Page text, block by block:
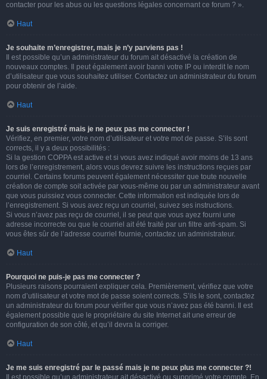
contacter pour les abus ou les questions légales concernant ce forum ? ».
Haut
Je souhaite m’enregistrer, mais je n’y parviens pas !
Il est possible qu’un administrateur du forum ait désactivé la création de
nouveaux comptes. Il peut également avoir banni votre IP ou interdit le nom
d’utilisateur que vous souhaitez utiliser. Contactez un administrateur du forum
pour obtenir de l’aide.
Haut
Je suis enregistré mais je ne peux pas me connecter !
Vérifiez, en premier, votre nom d’utilisateur et votre mot de passe. S’ils sont
corrects, il y a deux possibilités :
Si la gestion COPPA est active et si vous avez indiqué avoir moins de 13 ans
lors de l’enregistrement, alors vous devrez suivre les instructions reçues par
courriel. Certains forums peuvent également nécessiter que toute nouvelle
création de compte soit activée par vous-même ou par un administrateur avant
que vous puissiez vous connecter. Cette information est indiquée lors de
l’enregistrement. Si vous avez reçu un courriel, suivez ses instructions.
Si vous n’avez pas reçu de courriel, il se peut que vous ayez fourni une
adresse incorrecte ou que le courriel ait été traité par un filtre anti-spam. Si
vous êtes sûr de l’adresse courriel fournie, contactez un administrateur.
Haut
Pourquoi ne puis-je pas me connecter ?
Plusieurs raisons pourraient expliquer cela. Premièrement, vérifiez que votre
nom d’utilisateur et votre mot de passe soient corrects. S’ils le sont, contactez
un administrateur du forum pour vérifier que vous n’avez pas été banni. Il est
également possible que le propriétaire du site Internet ait une erreur de
configuration de son côté, et qu’il devra la corriger.
Haut
Je me suis enregistré par le passé mais je ne peux plus me connecter ?!
Il est possible qu’un administrateur ait désactivé ou supprimé votre compte. En